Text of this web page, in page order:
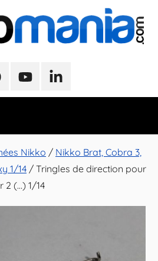
YoutubeLinkedIn
Nikko / Nikko Brat, Cobra 3,
1/14 / Tringles de direction pour
2 (…) 1/14